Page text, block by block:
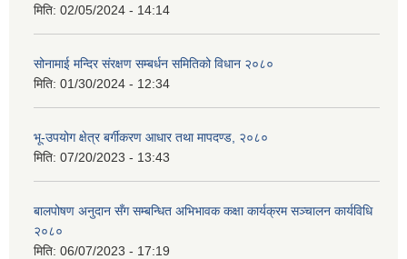
मिति: 02/05/2024 - 14:14
सोनामाई मन्दिर संरक्षण सम्बर्धन समितिको विधान २०८०
मिति: 01/30/2024 - 12:34
भू-उपयोग क्षेत्र बर्गीकरण आधार तथा मापदण्ड, २०८०
मिति: 07/20/2023 - 13:43
बालपोषण अनुदान सँग सम्बन्धित अभिभावक कक्षा कार्यक्रम सञ्चालन कार्यविधि
२०८०
मिति: 06/07/2023 - 17:19